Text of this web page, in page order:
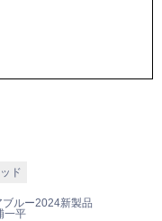
ド
ブルー2024新製品
一平